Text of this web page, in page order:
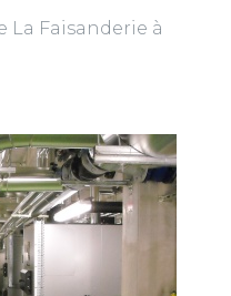
La Faisanderie à